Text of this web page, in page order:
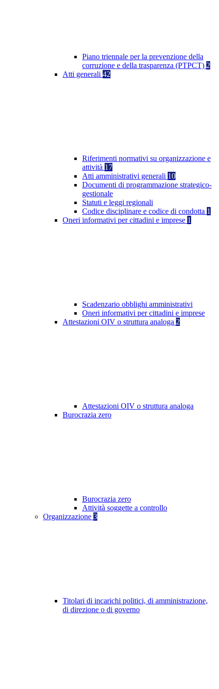
Piano triennale per la prevenzione della
corruzione e della trasparenza (PTPCT) 2
Atti generali 42
Riferimenti normativi su organizzazione e
attività 17
Atti amministrativi generali 10
Documenti di programmazione strategico-
gestionale
Statuti e leggi regionali
Codice disciplinare e codice di condotta 1
Oneri informativi per cittadini e imprese 1
Scadenzario obblighi amministrativi
Oneri informativi per cittadini e imprese
Attestazioni OIV o struttura analoga 2
Attestazioni OIV o struttura analoga
Burocrazia zero
Burocrazia zero
Attività soggette a controllo
Organizzazione 3
Titolari di incarichi politici, di amministrazione,
di direzione o di governo